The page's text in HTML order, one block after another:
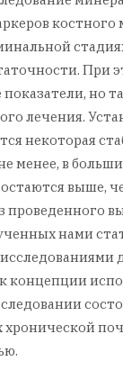
костного
При
но
лечения.
некоторая
менее, в
выше,
проведенного
нами
концепции
хронической